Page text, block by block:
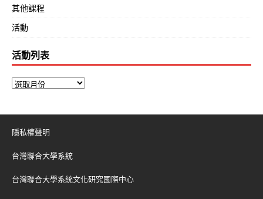
其他課程
活動
活動列表
隱私權聲明
台灣聯合大學系統
台灣聯合大學系統文化研究國際中心